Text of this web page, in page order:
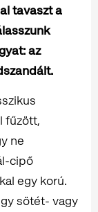
tavaszt a
az
fűzött,
ne
cipő
egy korú.
sötét- vagy